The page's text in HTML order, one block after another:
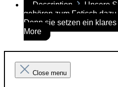
Description
Unsere
gehören zum Fetisch
Denn sie setzen ein
More
Close menu